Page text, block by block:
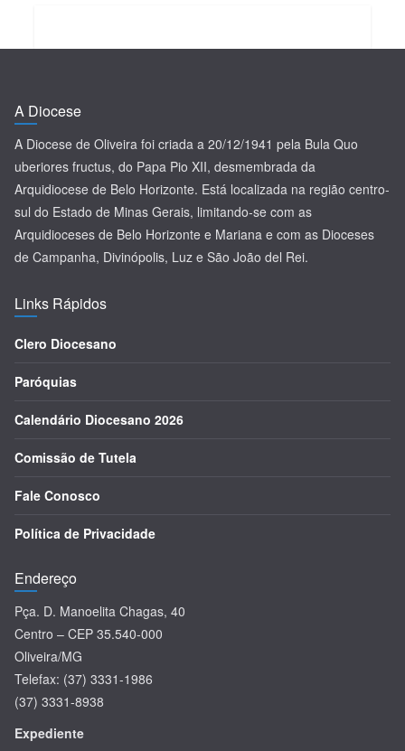
A Diocese
A Diocese de Oliveira foi criada a 20/12/1941 pela Bula Quo
uberiores fructus, do Papa Pio XII, desmembrada da
Arquidiocese de Belo Horizonte. Está localizada na região centro-
sul do Estado de Minas Gerais, limitando-se com as
Arquidioceses de Belo Horizonte e Mariana e com as Dioceses
de Campanha, Divinópolis, Luz e São João del Rei.
Links Rápidos
Clero Diocesano
Paróquias
Calendário Diocesano 2026
Comissão de Tutela
Fale Conosco
Política de Privacidade
Endereço
Pça. D. Manoelita Chagas, 40
Centro – CEP 35.540-000
Oliveira/MG
Telefax: (37) 3331-1986
(37) 3331-8938
Expediente